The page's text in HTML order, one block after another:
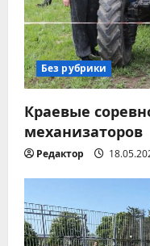
з
а
п
и
с
я
м
Без рубрики
Краевые
механизаторов
Редактор